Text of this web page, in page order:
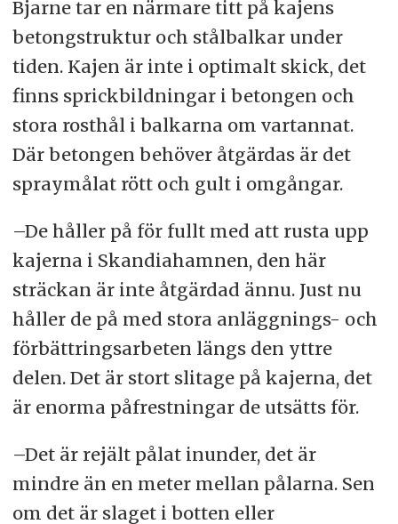
Bjarne tar en närmare titt på kajens
betongstruktur och stålbalkar under
tiden. Kajen är inte i optimalt skick, det
finns sprickbildningar i betongen och
stora rosthål i balkarna om vartannat.
Där betongen behöver åtgärdas är det
spraymålat rött och gult i omgångar.
–De håller på för fullt med att rusta upp
kajerna i Skandiahamnen, den här
sträckan är inte åtgärdad ännu. Just nu
håller de på med stora anläggnings- och
förbättringsarbeten längs den yttre
delen. Det är stort slitage på kajerna, det
är enorma påfrestningar de utsätts för.
–Det är rejält pålat inunder, det är
mindre än en meter mellan pålarna. Sen
om det är slaget i botten eller